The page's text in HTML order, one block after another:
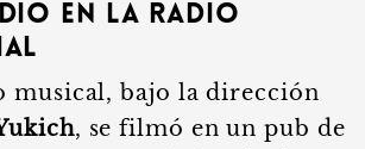
en la radio
musical, bajo la dirección
, se filmó en un pub de